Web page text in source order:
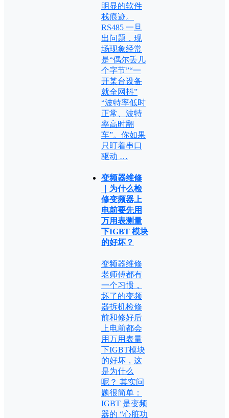
明显的软件
栈痕迹。
RS485 一旦
出问题，现
场现象经常
是“偶尔丢几
个字节”“一
开某台设备
就全网抖”
“波特率低时
正常、波特
率高时翻
车”。你如果
只盯着串口
驱动 …
变频器维修
｜为什么检
修变频器上
电前要先用
万用表测量
下IGBT 模块
的好坏？
变频器维修
老师傅都有
一个习惯，
坏了的变频
器拆机检修
前和修好后
上电前都会
用万用表量
下IGBT模块
的好坏，这
是为什么
呢？ 其实问
题很简单：
IGBT 是变频
器的 “心脏功